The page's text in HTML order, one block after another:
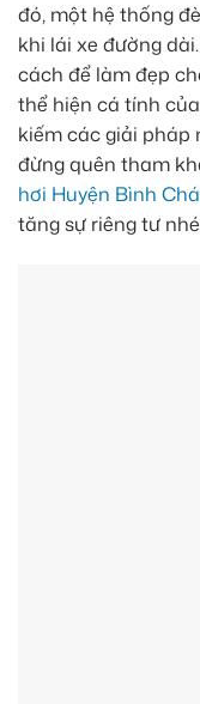
đó, một hệ thống
khi lái xe đường
cách để làm đẹp
thể hiện cá tính
kiếm các giải pháp
đừng quên tham
hơi Huyện Bình
tăng sự riêng tư